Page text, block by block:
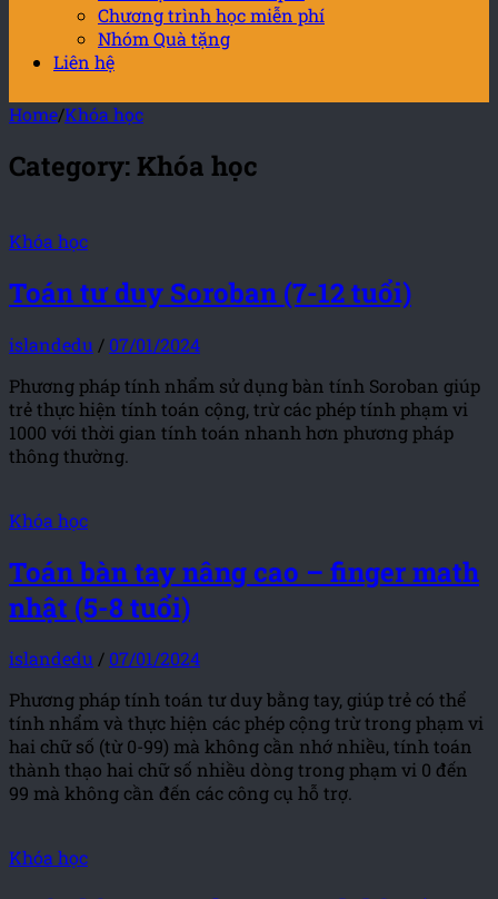
Chương trình học miễn phí
Nhóm Quà tặng
Liên hệ
Home/Khóa học
Category: Khóa học
Khóa học
Toán tư duy Soroban (7-12 tuổi)
islandedu / 07/01/2024
Phương pháp tính nhẩm sử dụng bàn tính Soroban giúp
trẻ thực hiện tính toán cộng, trừ các phép tính phạm vi
1000 với thời gian tính toán nhanh hơn phương pháp
thông thường.
Khóa học
Toán bàn tay nâng cao – finger math
nhật (5-8 tuổi)
islandedu/ 07/01/2024
Phương pháp tính toán tư duy bằng tay, giúp trẻ có thể
tính nhẩm và thực hiện các phép cộng trừ trong phạm vi
hai chữ số (từ 0-99) mà không cần nhớ nhiều, tính toán
thành thạo hai chữ số nhiều dòng trong phạm vi 0 đến
99 mà không cần đến các công cụ hỗ trợ.
Khóa học